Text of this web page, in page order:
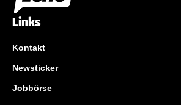
Links
Kontakt
Newsticker
Jobbörse